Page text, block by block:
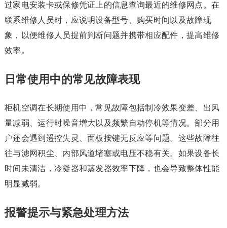
过家电安装卡或保修凭证上的信息查询最近的维修网点。在
联系维修人员时，应说明设备型号、购买时间以及故障现
象，以便维修人员提前判断问题并携带相应配件，提高维修
效率。
日常使用中的常见故障表现
柜机空调在长期使用中，常见故障包括制冷效果变差、出风
量减弱、运行时噪音增大以及频繁自动停机等情况。部分用
户还会遇到遥控失灵、面板按键无反应等问题。这些故障往
往与滤网积尘、内部风道堵塞或电压不稳有关。如果设备长
时间未清洁，冷凝器和蒸发器效率下降，也会导致整体性能
明显减弱。
报警提示与紧急处理方法